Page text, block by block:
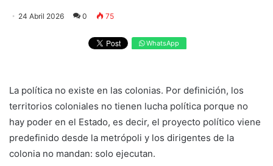
24 Abril 2026 0 75
WhatsApp
La política no existe en las colonias. Por definición, los
territorios coloniales no tienen lucha política porque no
hay poder en el Estado, es decir, el proyecto político viene
predefinido desde la metrópoli y los dirigentes de la
colonia no mandan: solo ejecutan.